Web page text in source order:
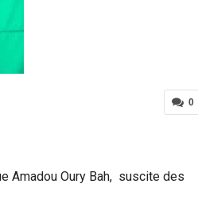
0
Amadou Oury Bah, suscite des